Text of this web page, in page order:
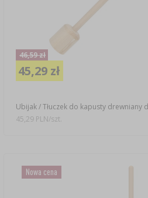
Ubijak / Tłuczek do kapusty drewniany
46,59 zł
45,29 zł
45,29 PLN/szt.
Nowa cena